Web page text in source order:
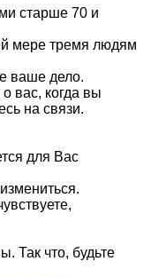
старше 70 и
мере тремя людям
ваше дело.
вас, когда вы
на связи.
для Вас
Так что, будьте